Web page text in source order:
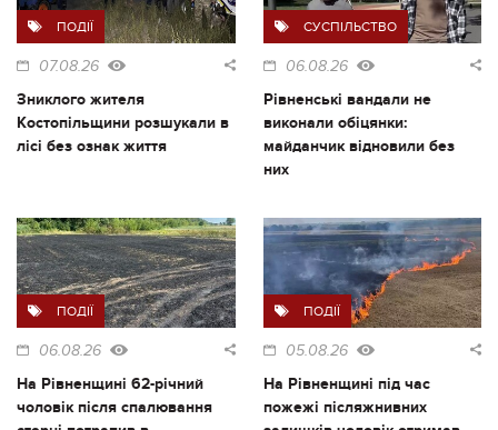
ПОДІЇ
07.08.26
Зниклого жителя
Костопільщини розшукали в
лісі без ознак життя
СУСПІЛЬСТВО
06.08.26
Рівненські вандали не
виконали обіцянки:
майданчик відновили без
них
ПОДІЇ
06.08.26
На Рівненщині 62-річний
чоловік після спалювання
ПОДІЇ
05.08.26
На Рівненщині під час
пожежі післяжнивних